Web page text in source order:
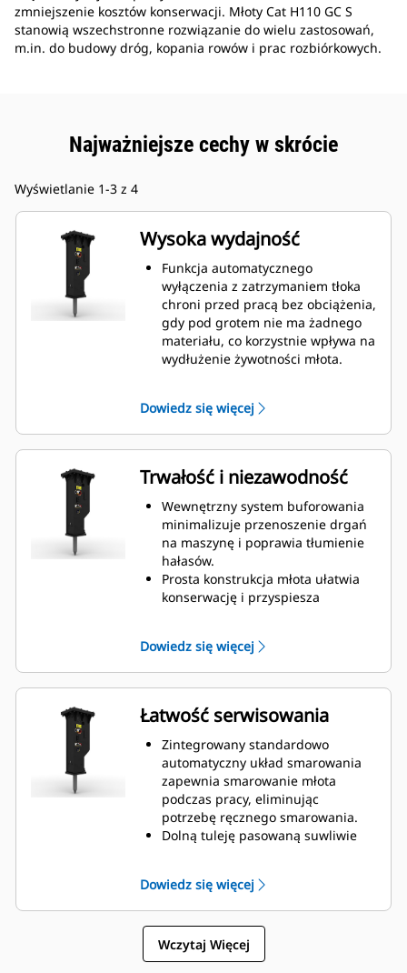
zmniejszenie kosztów konserwacji. Młoty Cat H110 GC S
stanowią wszechstronne rozwiązanie do wielu zastosowań,
m.in. do budowy dróg, kopania rowów i prac rozbiórkowych.
Najważniejsze cechy w skrócie
Wyświetlanie 1-3 z 4
Wysoka wydajność
Funkcja automatycznego
wyłączenia z zatrzymaniem tłoka
chroni przed pracą bez obciążenia,
gdy pod grotem nie ma żadnego
materiału, co korzystnie wpływa na
wydłużenie żywotności młota.
prędkością tłoka lub maksymalną
mocą, umożliwia zwiększenie
wydajności i produkcji w miejscu
pracy.
Standardowa funkcja wyciszenia
pozwala na pracę z użyciem młota
GC S we wrażliwych lokalizacjach,
takich jak osiedla mieszkaniowe
czy szpitale, objętych
ograniczeniem emisji hałasu.
Dowiedz się więcej
Trwałość i niezawodność
Wewnętrzny system buforowania
minimalizuje przenoszenie drgań
na maszynę i poprawia tłumienie
hałasów.
Prosta konstrukcja młota ułatwia
konserwację i przyspiesza
eksploatacji.
Krytyczne elementy hydrauliczne
są chronione przed uszkodzeniem
wewnątrz obudowy, co pomaga
skrócić czas przestojów w miejscu
pracy.
Dowiedz się więcej
Łatwość serwisowania
Zintegrowany standardowo
automatyczny układ smarowania
zapewnia smarowanie młota
podczas pracy, eliminując
potrzebę ręcznego smarowania.
Dolną tuleję pasowaną suwliwie
serwisowania.
Napełnienie młota gazem można
sprawdzać bez wymontowywania
go z maszyny.
Łatwy i szybki dostęp do stref
Dowiedz się więcej
Wczytaj Więcej